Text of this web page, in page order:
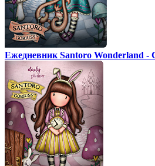
Ежедневник Santoro Wonderland -